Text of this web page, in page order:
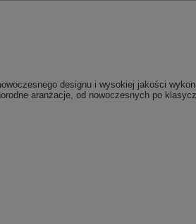
designu i wysokiej jakości
aranżacje, od nowoczesnych po